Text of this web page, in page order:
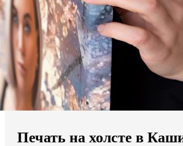
Мы доставляем по всему миру
Печать на холсте в